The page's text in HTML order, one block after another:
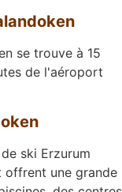
se trouve à 15
de l'aéroport
ski Erzurum
offrent une grande